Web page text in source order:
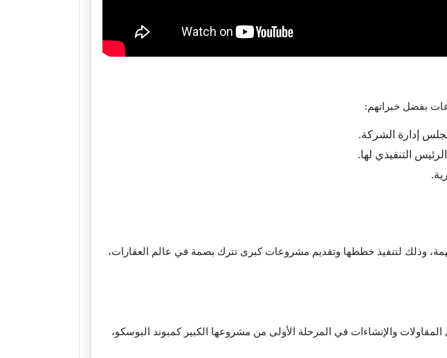
بفضل خبراتهم:
إدارة الشركة.
التنفيذي لها.
وذلك لتنفيذ خططها وتقديم مشروعات كبرى تترك بصمة في عالم العقارات،
والإنشاءات في المرحلة الأولى من مشروعها الكبير كمبوند البوسكو،